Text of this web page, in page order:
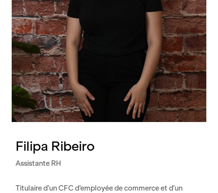
Filipa Ribeiro
Assistante RH
Titulaire d’un CFC d’employée de commerce et d’un